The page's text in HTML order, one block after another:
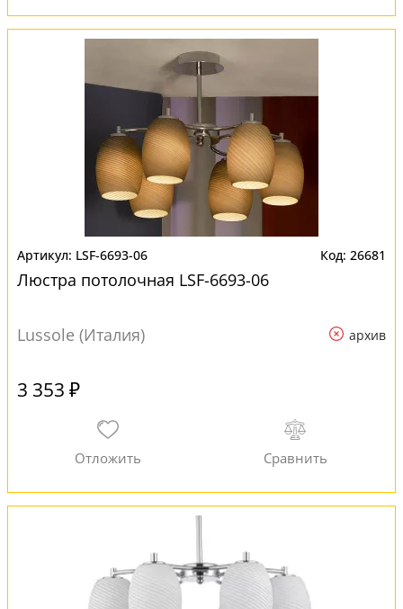
LSF-6693-06 26681
Люстра потолочная LSF-6693-06
Lussole (Италия) архив
3 353 ₽